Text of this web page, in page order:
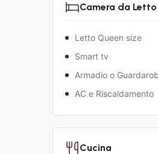
Camera da Letto
Letto Queen size
Smart tv
Armadio o
AC e Riscaldamento
Cucina